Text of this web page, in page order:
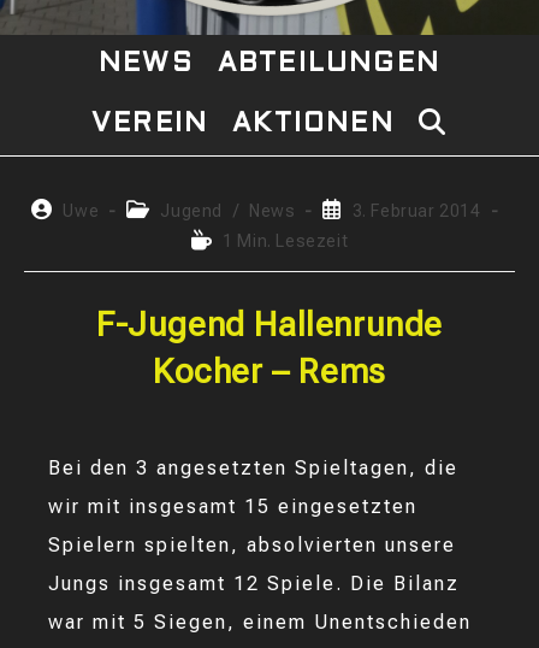
NEWS ABTEILUNGEN
VEREIN AKTIONEN WEBSITE-
Beitrags-
Uwe
Beitrags-
Kategorie:
Jugend / News
Beitrag
veröffentlicht:
3. Februar 2014
Lesedauer:
1 Min. Lesezeit
F-Jugend Hallenrunde
Kocher – Rems
Bei den 3 angesetzten Spieltagen, die
wir mit insgesamt 15 eingesetzten
Spielern spielten, absolvierten unsere
Jungs insgesamt 12 Spiele. Die Bilanz
war mit 5 Siegen, einem Unentschieden